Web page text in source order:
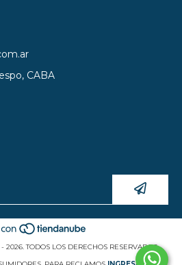
CABA
2026. TODOS LOS DERECHOS RESERVADOS.